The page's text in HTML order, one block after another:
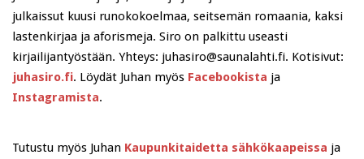
julkaissut kuusi runokokoelmaa, seitsemän romaania, kaksi
lastenkirjaa ja aforismeja. Siro on palkittu useasti
kirjailijantyöstään. Yhteys: juhasiro@saunalahti.fi. Kotisivut:
juhasiro.fi. Löydät Juhan myös Facebookista ja
Instagramista.
Tutustu myös Juhan Kaupunkitaidetta sähkökaapeissa ja